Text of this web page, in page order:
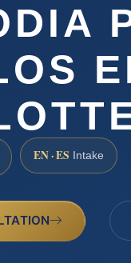
EN · ES Intake